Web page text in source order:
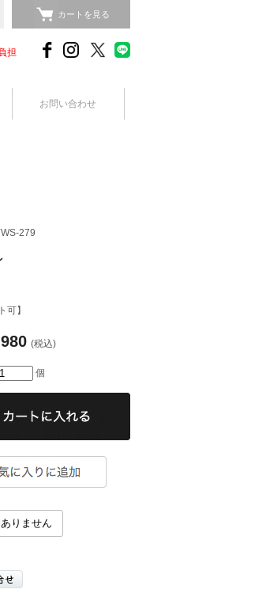
カートを見る
担
お問い合わせ
279
可】
(税込)
個
りません